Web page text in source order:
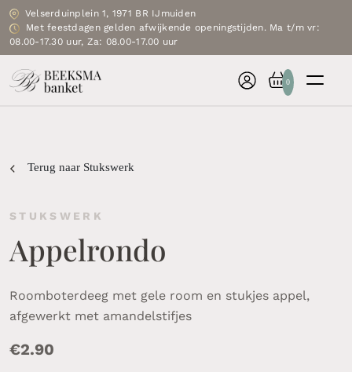
Velserduinplein 1, 1971 BR IJmuiden
Met feestdagen gelden afwijkende openingstijden. Ma t/m vr:
08.00-17.30 uur, Za: 08.00-17.00 uur
0
Terug naar Stukswerk
STUKSWERK
Appelrondo
Roomboterdeeg met gele room en stukjes appel,
afgewerkt met amandelstifjes
€2.90